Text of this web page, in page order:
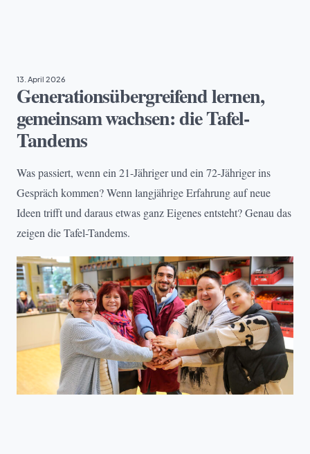
13. April 2026
Generationsübergreifend lernen,
gemeinsam wachsen: die Tafel-
Tandems
Was passiert, wenn ein 21-Jähriger und ein 72-Jähriger ins
Gespräch kommen? Wenn langjährige Erfahrung auf neue
Ideen trifft und daraus etwas ganz Eigenes entsteht? Genau das
zeigen die Tafel-Tandems.